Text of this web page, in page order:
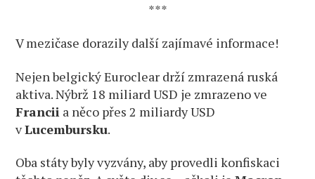
***
V mezičase dorazily další zajímavé informace!
Nejen belgický Euroclear drží zmrazená ruská
aktiva. Nýbrž 18 miliard USD je zmrazeno ve
Francii a něco přes 2 miliardy USD
vLucembursku.
Oba státy byly vyzvány, aby provedli konfiskaci